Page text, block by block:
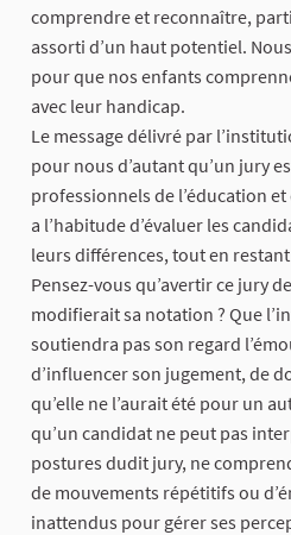
comprendre et reconnaître,
assorti d’un haut potentiel.
pour que nos enfants
avec leur handicap.
Le message délivré par
pour nous d’autant qu’un jury
professionnels de l’éducation
a l’habitude d’évaluer les
leurs différences, tout en
Pensez-vous qu’avertir ce jury
modifierait sa notation ? Que
soutiendra pas son regard
d’influencer son jugement, de
qu’elle ne l’aurait été pour un
qu’un candidat ne peut pas
postures dudit jury, ne
de mouvements répétitifs ou
inattendus pour gérer ses